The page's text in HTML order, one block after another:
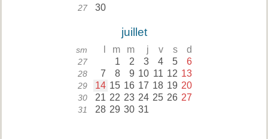
27 30
juillet
sm m m j v s d
27 1 2 3 4 5 6
28 7 8 9 10 11 12 13
29 14 15 16 17 18 19 20
30 21 22 23 24 25 26 27
31 28 29 30 31